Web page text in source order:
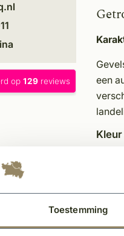
Toestemming
een
De
met
is